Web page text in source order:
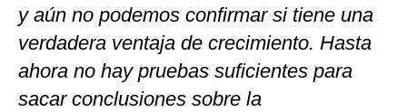
y aún no podemos confirmar si tiene una
verdadera ventaja de crecimiento. Hasta
ahora no hay pruebas suficientes para
sacar conclusiones sobre la